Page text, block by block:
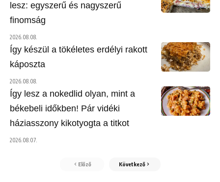
lesz: egyszerű és nagyszerű
finomság
2026.08.08.
Így készül a tökéletes erdélyi rakott
káposzta
2026.08.08.
Így lesz a nokedlid olyan, mint a
békebeli időkben! Pár vidéki
háziasszony kikotyogta a titkot
2026.08.07.
Előző Következő